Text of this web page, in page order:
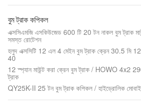
বুম ট্রাক কপিকল
এক্সসিএমজি এসকিউজেড 600 টি 20 টন নাকল বুম ট্রাক
সমস্ত রোটেশন
হলুদ এক্সসিটি 12 এল 4 মেইন বুম ট্রাক ক্রেন 30.5 মি
40
12 স্প্যান মাউন্ট করা ক্রেন বুম ট্রাক / HOWO 4x2
ট্রাক
QY25K-II 25 টন বুম ট্রাক কপিকল / হাইড্রোলিক